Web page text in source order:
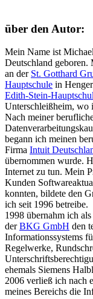
über den Autor:
Mein Name ist
Deutschland geboren.
an der St. Gotthard
Hauptschule in
Edith-Stein-
Unterschleißheim, wo
Nach meiner
begann ich meinen
Firma Intuit
übernommen wurde.
Internet zu tun. Mein
Kunden
konnten, bildete den
ich seit 1996 betreibe.
1998 übernahm ich
derBKG GmbH den
Informationssystems
Regelwerke,
ehemals Siemens
2006 verließ ich nach
meines Bereichs die